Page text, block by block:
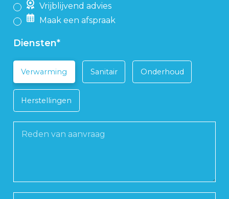
Vrijblijvend advies
Maak een afspraak
Verwarming Sanitair Onderhoud
Herstellingen
Diensten*
Reden van aanvraag